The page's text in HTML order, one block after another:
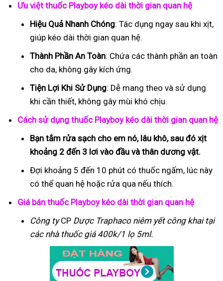
Ưu việt thuốc Playboy kéo dài thời gian quan hệ
Hiệu Quả Nhanh Chóng: Tác dụng ngay sau khi xịt,
giúp kéo dài thời gian quan hệ.
Thành Phần An Toàn: Chứa các thành phần an toàn
cho da, không gây kích ứng.
Tiện Lợi Khi Sử Dụng: Dễ mang theo và sử dụng
khi cần thiết, không gây mùi khó chịu.
Cách sử dụng thuốc Playboy kéo dài thời gian quan hệ
Bạn tắm rửa sạch cho em nó, lâu khô, sau đó xịt
khoảng 2 đến 3 lơi vào đầu và thân dương vật.
Đợi khoảng 5 đến 10 phút có thuốc ngấm, lúc này
có thể quan hệ hoặc rửa qua nếu thích.
Giá bán thuốc Playboy kéo dài thời gian quan hệ
Công tyCP Dược Traphaconiêm yết công khai tại
các nhà thuốc giá 400k/1 lọ 5ml.